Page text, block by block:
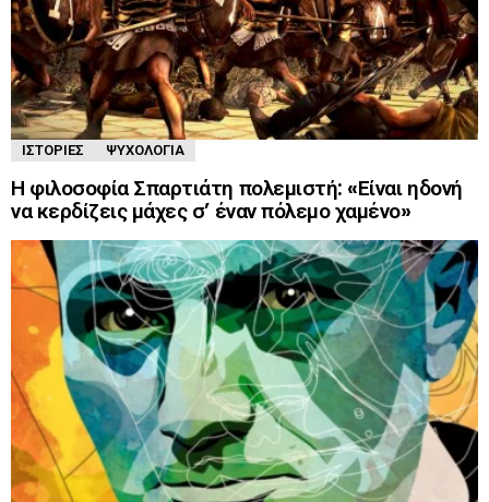
ΙΣΤΟΡΊΕΣ ΨΥΧΟΛΟΓΊΑ
Η φιλοσοφία Σπαρτιάτη πολεμιστή: «Είναι ηδονή
να κερδίζεις μάχες σ’ έναν πόλεμο χαμένο»